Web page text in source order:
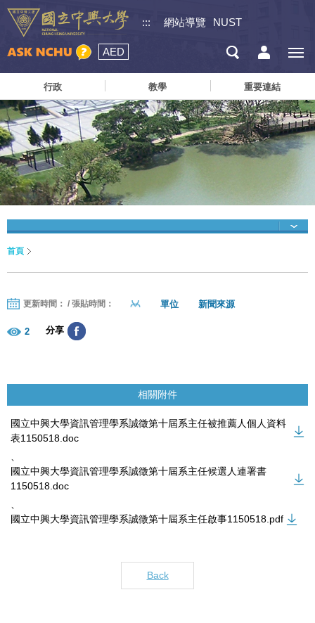
::: 網站導覽 NUST
AED
行政 教學 重要連結
首頁
更新時間： / 張貼時間： 單位 新聞來源
2 分享
相關附件
國立中興大學資訊管理學系誠徵第十屆系主任被推薦人個人資料
表1150518.doc
國立中興大學資訊管理學系誠徵第十屆系主任候選人連署書
1150518.doc
國立中興大學資訊管理學系誠徵第十屆系主任啟事1150518.pdf
Back